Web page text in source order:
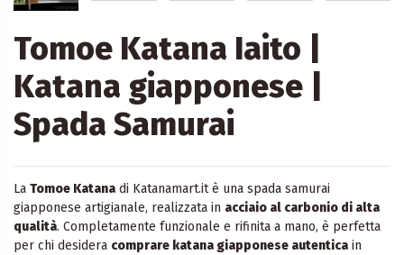
Tomoe Katana Iaito |
Katana giapponese |
Spada Samurai
La Tomoe Katana di Katanamart.it è una spada samurai
giapponese artigianale, realizzata in acciaio al carbonio di alta
qualità. Completamente funzionale e rifinita a mano, è perfetta
per chi desidera comprare katana giapponese autentica in